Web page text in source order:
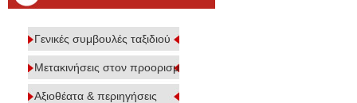
Γενικές συμβουλές ταξιδιού
Μετακινήσεις στον προορισμό
Αξιοθέατα & περιηγήσεις